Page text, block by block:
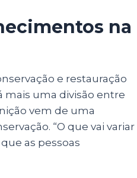
na
e restauração
mais uma divisão entre
vem de uma
“O que vai variar
as pessoas